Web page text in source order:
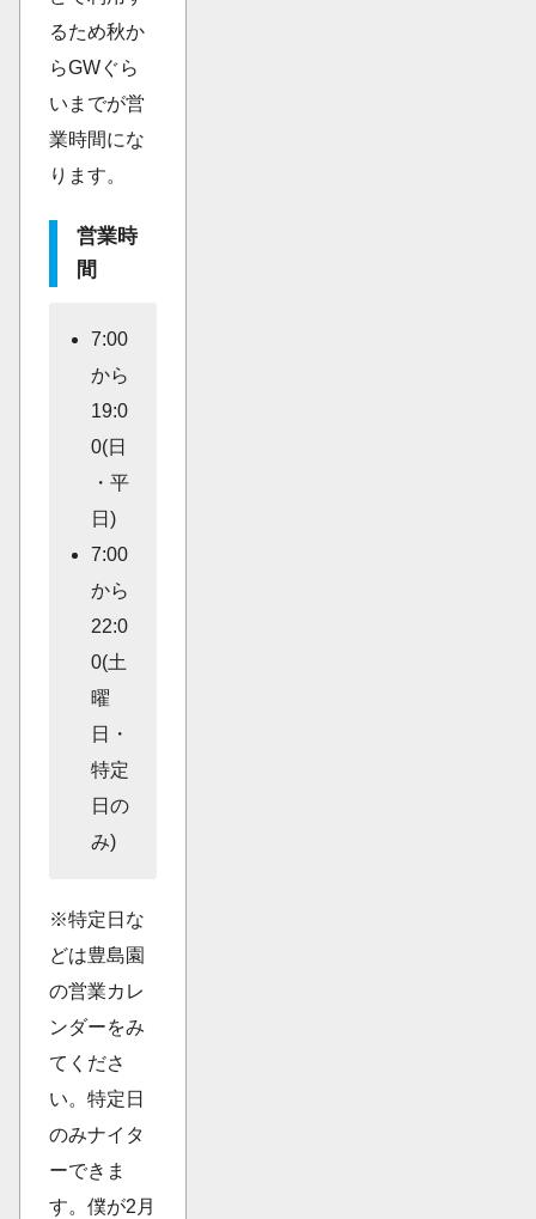
るため秋か
らGWぐら
いまでが営
業時間にな
ります。
営業時
間
7:00
から
19:0
0(日
・平
日)
7:00
から
22:0
0(土
曜
日・
特定
日の
み)
※特定日な
どは豊島園
の営業カレ
ンダーをみ
てくださ
い。特定日
のみナイタ
ーできま
す。僕が2月